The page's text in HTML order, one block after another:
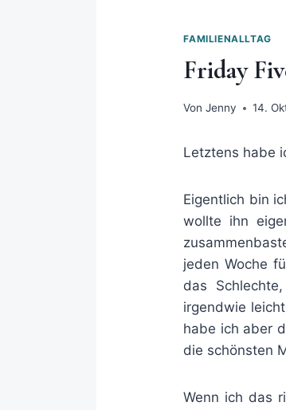
FAMILIENALLTAG
Friday
Von Jenny 14.
Letztens habe
Eigentlich bin
wollte ihn
jeden Woche
das
irgendwie
habe ich aber
die schönsten
Wenn ich das